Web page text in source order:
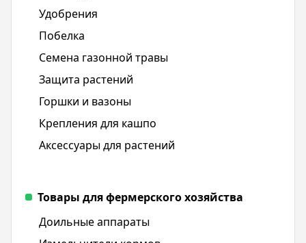
Удобрения
Побелка
Семена газонной травы
Защита растений
Горшки и вазоны
Крепления для кашпо
Аксессуары для растений
Товары для фермерского хозяйства
Доильные аппараты